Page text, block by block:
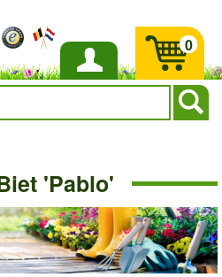
Inloggen
0
'Pablo'